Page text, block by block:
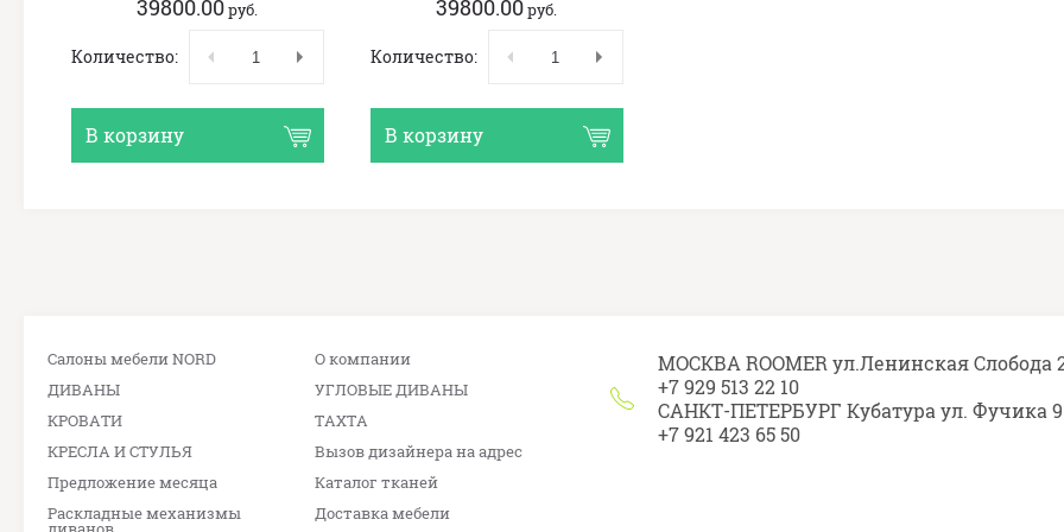
39800.00руб.
Количество:
В корзину
39800.00руб.
Количество:
В корзину
Салоны мебели NORD
О компании
ДИВАНЫ
УГЛОВЫЕ ДИВАНЫ
КРОВАТИ
ТАХТА
КРЕСЛА И СТУЛЬЯ
Вызов дизайнера на адрес
Предложение месяца
Каталог тканей
Раскладные механизмы
Доставка мебели
МОСКВА ROOMER ул.Ленинская Слобода
+7 929 513 22 10
САНКТ-ПЕТЕРБУРГ Кубатура ул. Фучика 9
+7 921 423 65 50